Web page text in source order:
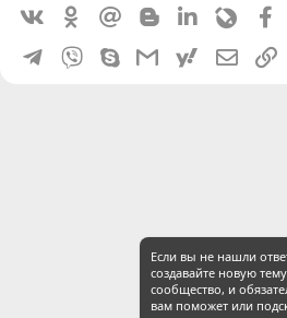
VkontakteOdnoklassniki
Mail.ru BloggerLinkedin
Telegram
Viber SkypeGmailyahoomail
Если вы не нашли
создавайте новую
сообщество, и
вам поможет или